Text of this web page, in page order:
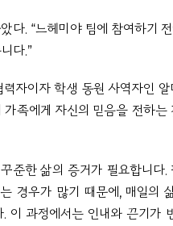
다. “느헤미야 팀에 참여하기
다.”
력자이자 학생 동원 사역자인
가족에게 자신의 믿음을 전하는
준한 삶의 증거가 필요합니다
경우가 많기 때문에, 매일의
이 과정에서는 인내와 끈기가